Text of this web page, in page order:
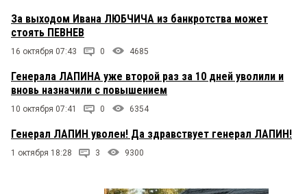
За выходом Ивана ЛЮБЧИЧА из банкротства может
стоять ПЕВНЕВ
16 октября 07:43 0 4685
Генерала ЛАПИНА уже второй раз за 10 дней уволили и
вновь назначили с повышением
10 октября 07:41 0 6354
Генерал ЛАПИН уволен! Да здравствует генерал ЛАПИН!
1 октября 18:28 3 9300